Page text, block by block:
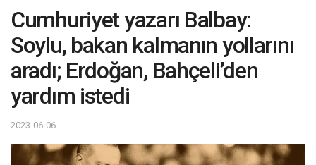
Cumhuriyet yazarı Balbay:
Soylu, bakan kalmanın yollarını
aradı; Erdoğan, Bahçeli’den
yardım istedi
2023-06-06